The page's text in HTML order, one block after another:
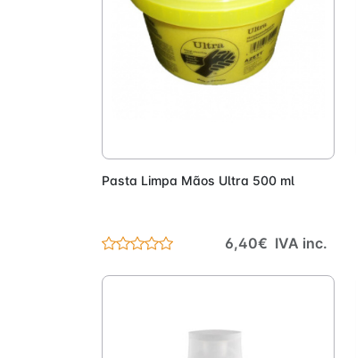
Pasta Limpa Mãos Ultra 500 ml
6,40€ IVA inc.